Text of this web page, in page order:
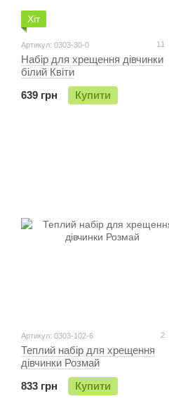
Хіт
Артикул: 0303-30-0 11
Набір для хрещення дiвчинки
бiлий Квiти
639 грн
Купити
Артикул: 0303-102-6 2
Теплий набір для хрещення
дiвчинки Розмай
833 грн
Купити